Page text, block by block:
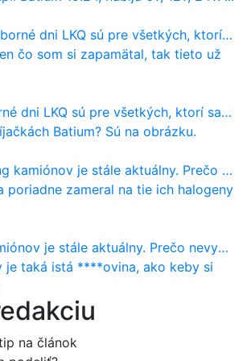
dni LKQ sú pre všetkých, ktorí sa chcú dozvedieť niečo viac
čo som si zapamätal, tak tieto už
LKQ sú pre všetkých, ktorí sa chcú dozvedieť niečo viac
Batium? Sú na obrázku.
je stále aktuálny. Prečo nevyhynul ako pri osobákoch?
poriadne zameral na tie ich halogeny
je stále aktuálny. Prečo nevyhynul ako pri osobákoch?
je taká istá ****ovina, ako keby si
na článok